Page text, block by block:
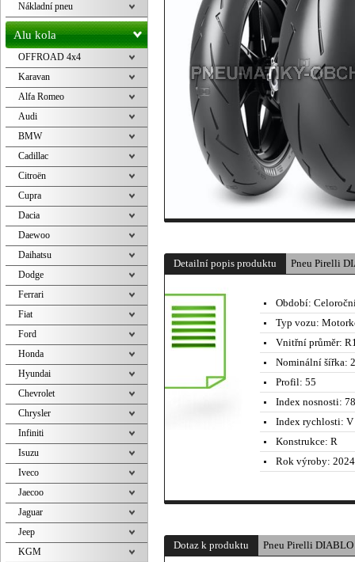
Detailní popis produktu Pneu Pirelli
Období:
Typ vozu:
Vnitřní průměr:
Nominální šířka:
Profil: 55
Index nosnosti:
Index rychlosti: V
Konstrukce: R
Rok výroby:
Dotaz k produktu Pneu Pirelli
Nákladní pneu
Alu kola
OFFROAD 4x4
Karavan
Alfa Romeo
Audi
BMW
Cadillac
Citroën
Cupra
Dacia
Daewoo
Daihatsu
Dodge
Ferrari
Fiat
Ford
Honda
Hyundai
Chevrolet
Chrysler
Infiniti
Isuzu
Iveco
Jaecoo
Jaguar
Jeep
KGM